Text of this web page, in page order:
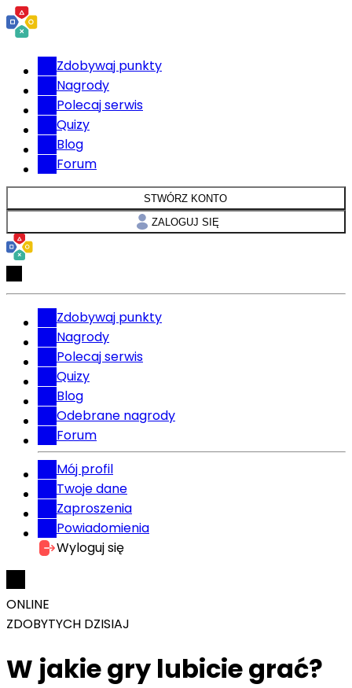
Zdobywaj punkty
Nagrody
Polecaj serwis
Quizy
Blog
Forum
STWÓRZ KONTO
ZALOGUJ SIĘ
Zdobywaj punkty
Nagrody
Polecaj serwis
Quizy
Blog
Odebrane nagrody
Forum
Mój profil
Twoje dane
Zaproszenia
Powiadomienia
Wyloguj się
ONLINE
ZDOBYTYCH DZISIAJ
W jakie gry lubicie grać?